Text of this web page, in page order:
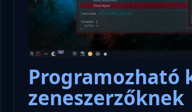
Programozható
zeneszerzőknek